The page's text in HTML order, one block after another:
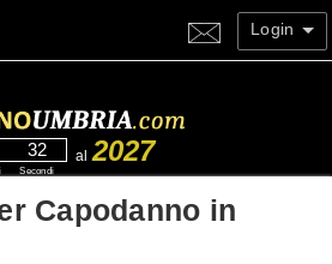
Login
32
Secondi
al2027
Capodanno in